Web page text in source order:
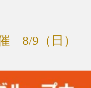
8/9（日）